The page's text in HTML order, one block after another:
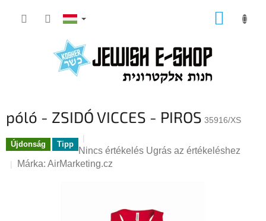
KOSÁR
póló - ZSIDÓ VICCES - PIROS 35916/XS
Újdonság Tipp
A
termék
Nincs értékelés Ugrás az értékeléshez
Márka: AirMarketing.cz